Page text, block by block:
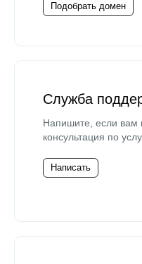
Подобрать домен
Служба
Напишите, если
консультация по
Написать